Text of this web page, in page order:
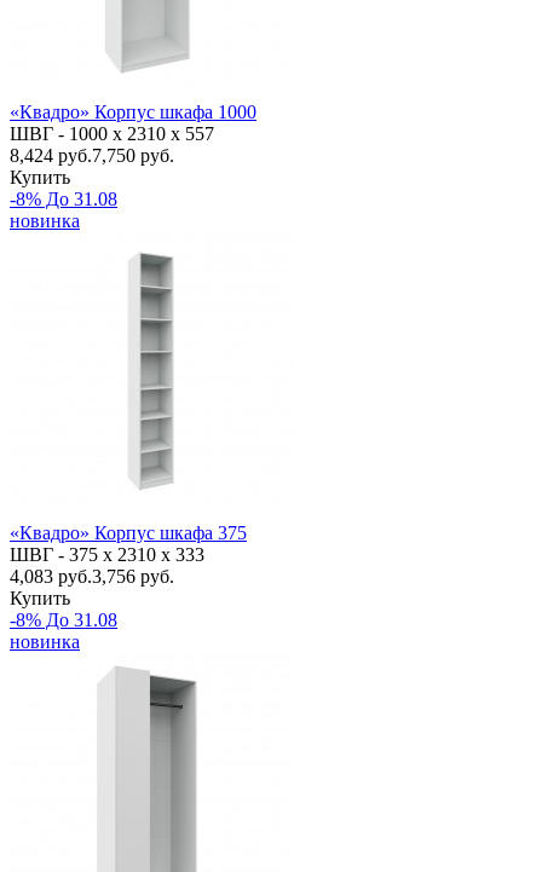
«Квадро» Корпус шкафа 1000
ШВГ - 1000 х 2310 х 557
8,424 руб.7,750 руб.
Купить
-8% До 31.08
новинка
«Квадро» Корпус шкафа 375
ШВГ - 375 х 2310 х 333
4,083 руб.3,756 руб.
Купить
-8% До 31.08
новинка